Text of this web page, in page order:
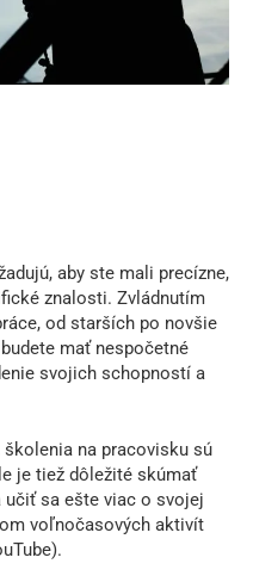
aby ste mali precízne,
znalosti. Zvládnutím
od starších po novšie
mať nespočetné
svojich schopností a
školenia na pracovisku sú
je tiež dôležité skúmať
učiť sa ešte viac o svojej
voľnočasových aktivít